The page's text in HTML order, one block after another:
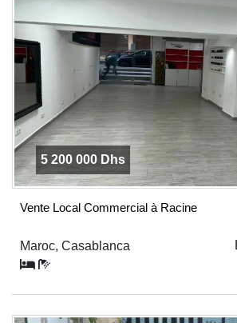
5 200 000 Dhs
Vente Local Commercial à Racine
Maroc, Casablanca